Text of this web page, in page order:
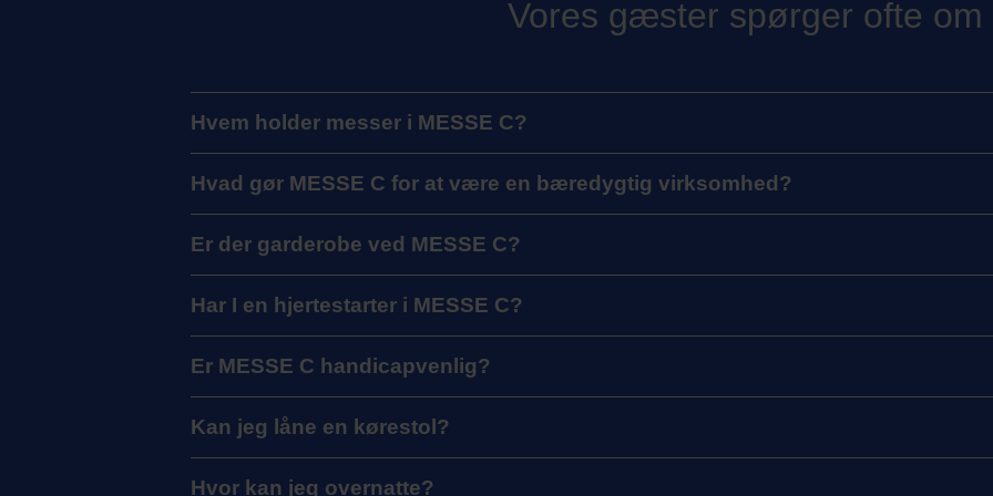
Vores gæster spørger ofte om
Hvem holder messer i MESSE C?
Hvad gør MESSE C for at være en bæredygtig virksomhed?
Er der garderobe ved MESSE C?
Har I en hjertestarter i MESSE C?
Er MESSE C handicapvenlig?
Kan jeg låne en kørestol?
Hvor kan jeg overnatte?